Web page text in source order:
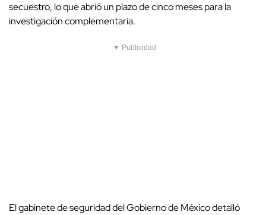
secuestro, lo que abrió un plazo de cinco meses para la
investigación complementaria.
▼ Publicidad
El gabinete de seguridad del Gobierno de México detalló